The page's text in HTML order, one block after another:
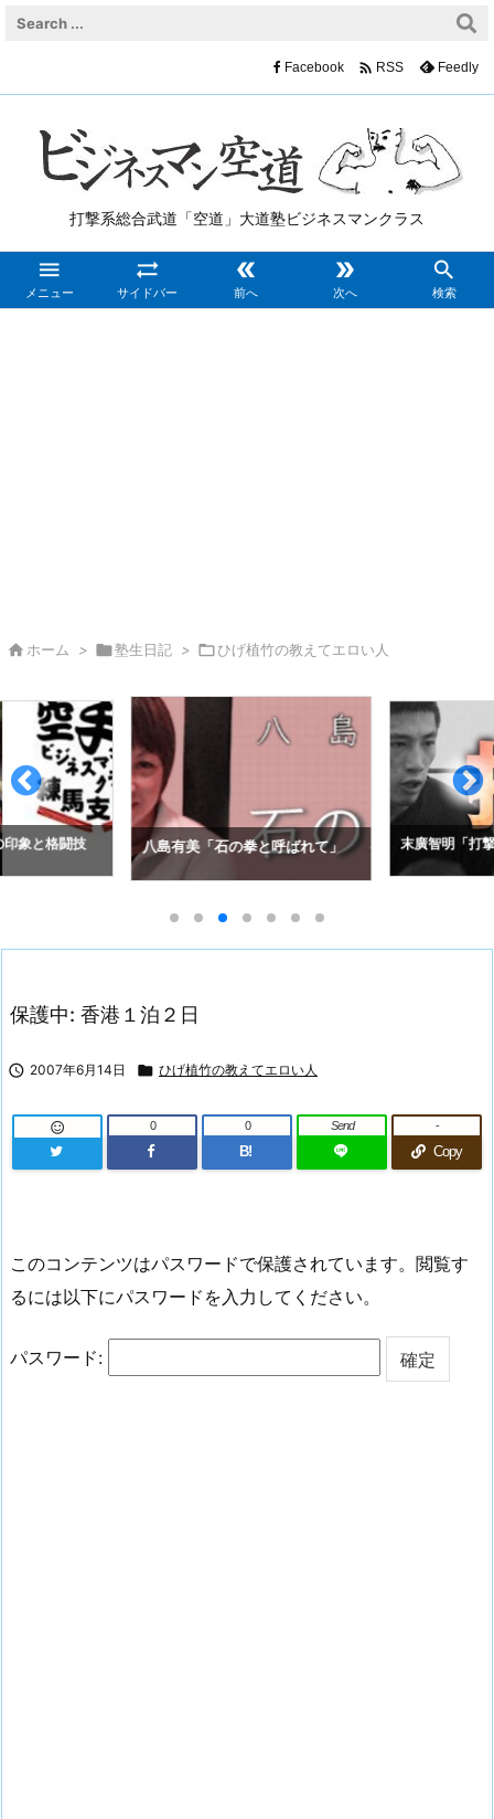
打撃系総合武道「空道」大道塾ビジネスマンクラス

メニュー

サイドバー

前へ

次へ

検索
Facebook  RSS Feedly
 ホーム > 塾生日記 > ひげ植竹の教えてエロい人
象と格闘技 八島有美「石の拳と呼ばれて」 末廣智明「打
保護中: 香港１泊２日
 2007年6月14日  ひげ植竹の教えてエロい人
 0
B!
0 Send
Copy
-
このコンテンツはパスワードで保護されています。閲覧す
るには以下にパスワードを入力してください。
パスワード: